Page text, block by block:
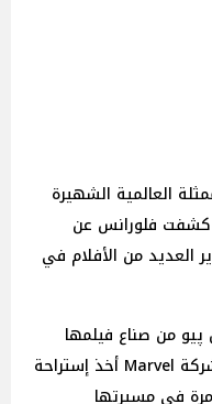
العالمية الشهيرة
كشفت فلورانس عن
من الأفلام في
پيو من صناع فيلمها
الجديد Thunderbolts التي تنتجه شركة Marvel أخذ إستراحة
في مسيرتها